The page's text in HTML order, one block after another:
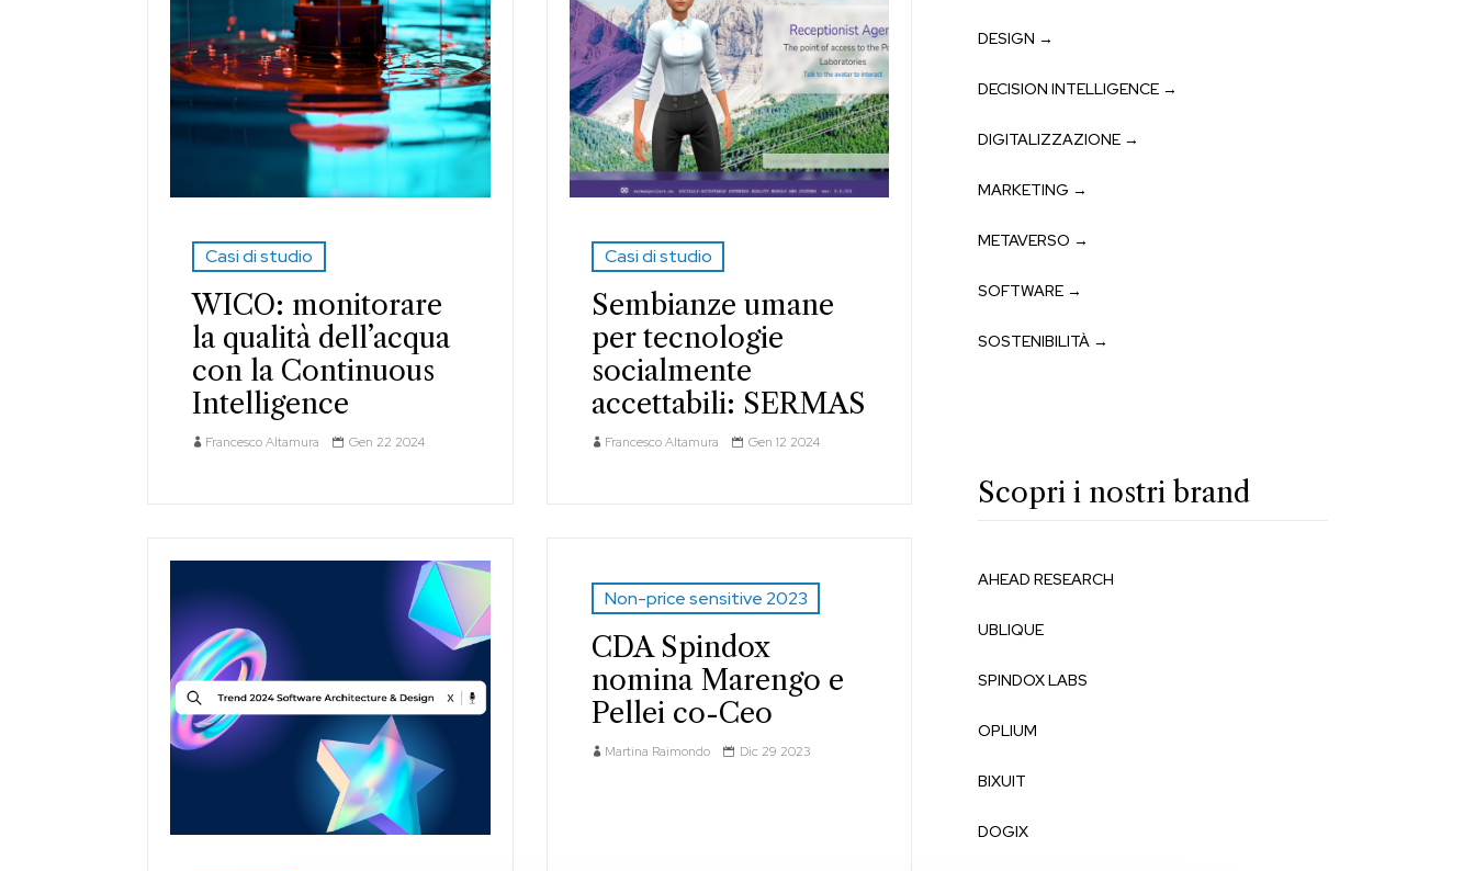
Casi di studio
WICO: monitorare
la qualità dell’acqua
con la Continuous
Intelligence
Francesco Altamura Gen 22 2024
Casi di studio
Sembianze umane
per tecnologie
socialmente
accettabili: SERMAS
Francesco Altamura Gen 12 2024
Non-price sensitive 2023
CDA Spindox
nomina Marengo e
Pellei co-Ceo
Martina Raimondo Dic 29 2023
DESIGN →
DECISION INTELLIGENCE →
DIGITALIZZAZIONE →
MARKETING →
METAVERSO →
SOFTWARE →
SOSTENIBILITÀ →
Scopri i nostri brand
AHEAD RESEARCH
UBLIQUE
SPINDOX LABS
OPLIUM
BIXUIT
DOGIX